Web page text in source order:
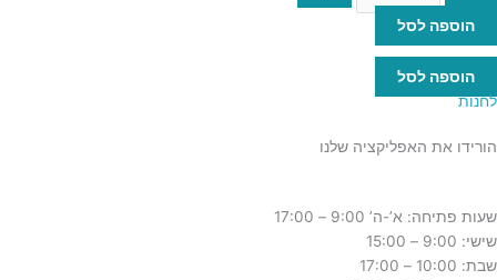
הוספה לסל
הוספה לסל
לחנות
הורידו את האפליקציה שלנו
שעות פתיחה: א’-ה’ 9:00 – 17:00
שישי: 9:00 – 15:00
שבת: 10:00 – 17:00